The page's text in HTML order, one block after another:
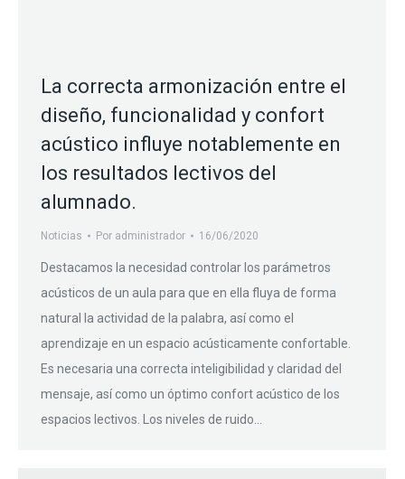
La correcta armonización entre el
diseño, funcionalidad y confort
acústico influye notablemente en
los resultados lectivos del
alumnado.
Noticias Por administrador 16/06/2020
Destacamos la necesidad controlar los parámetros
acústicos de un aula para que en ella fluya de forma
natural la actividad de la palabra, así como el
aprendizaje en un espacio acústicamente confortable.
Es necesaria una correcta inteligibilidad y claridad del
mensaje, así como un óptimo confort acústico de los
espacios lectivos. Los niveles de ruido…